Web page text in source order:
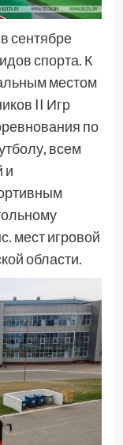
сентябре
спорта. К
местом
II Игр
по
всем
и
мест игровой
области.